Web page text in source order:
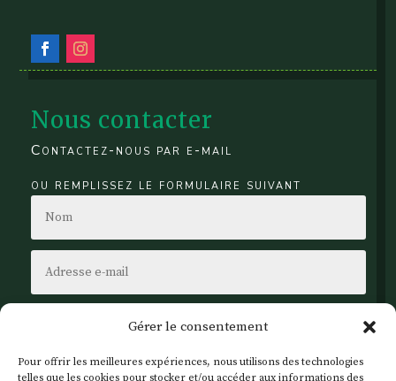
Gérer le consentement
Pour offrir les meilleures expériences, nous utilisons des technologies
telles que les cookies pour stocker et/ou accéder aux informations des
Nous contacter
Contactez-nous par e-mail
ou remplissez le formulaire suivant